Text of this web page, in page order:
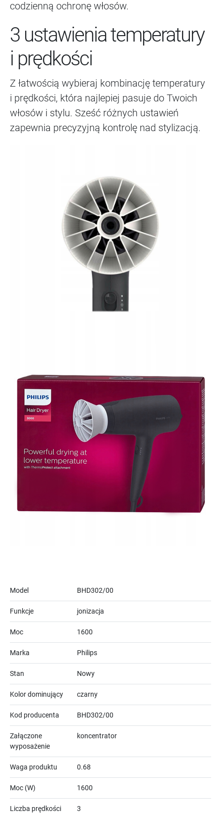
codzienną ochronę włosów.
3 ustawienia temperatury
i prędkości
Z łatwością wybieraj kombinację temperatury
i prędkości, która najlepiej pasuje do Twoich
włosów i stylu. Sześć różnych ustawień
zapewnia precyzyjną kontrolę nad stylizacją.
Model BHD302/00
Funkcje jonizacja
Moc 1600
Marka Philips
Stan Nowy
Kolor dominujący czarny
Kod producenta BHD302/00
Załączone
wyposażenie
koncentrator
Waga produktu 0.68
Moc (W) 1600
Liczba prędkości
3